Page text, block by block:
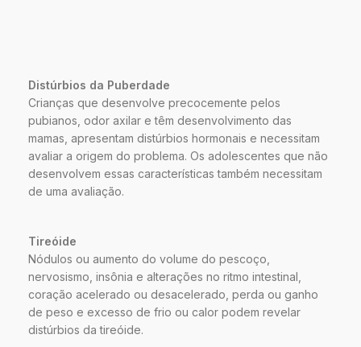
Distúrbios da Puberdade
Crianças que desenvolve precocemente pelos
pubianos, odor axilar e têm desenvolvimento das
mamas, apresentam distúrbios hormonais e necessitam
avaliar a origem do problema. Os adolescentes que não
desenvolvem essas características também necessitam
de uma avaliação.
Tireóide
Nódulos ou aumento do volume do pescoço,
nervosismo, insônia e alterações no ritmo intestinal,
coração acelerado ou desacelerado, perda ou ganho
de peso e excesso de frio ou calor podem revelar
distúrbios da tireóide.